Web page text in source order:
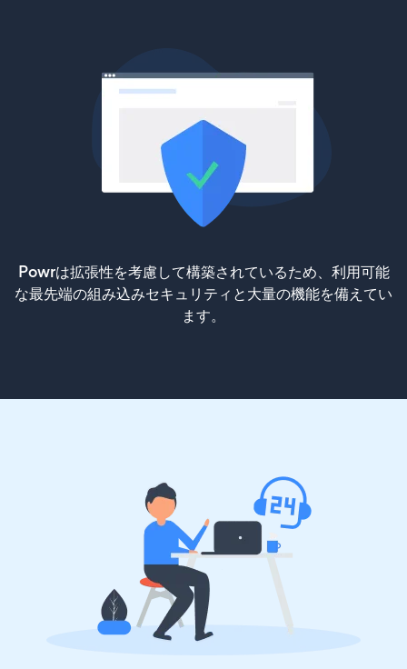
Powrは拡張性を考慮して構築されているため、利用可能
な最先端の組み込みセキュリティと大量の機能を備えてい
ます。